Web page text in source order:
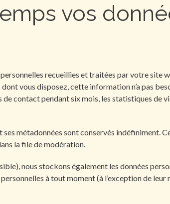
vos
recueillies et traitées par votre site
vous disposez, cette information n’a pas
contact pendant six mois, les statistiques de
ses métadonnées sont conservés indéfiniment.
la file de modération.
nous stockons également les données
à tout moment (à l’exception de leur